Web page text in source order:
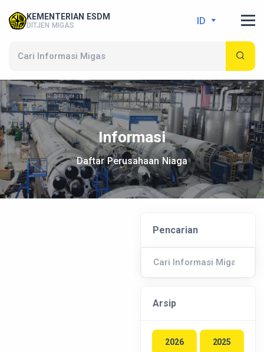
KEMENTERIAN ESDM
DITJEN MIGAS ID
Informasi
Daftar Perusahaan Niaga
Pencarian
Arsip
2026 2025